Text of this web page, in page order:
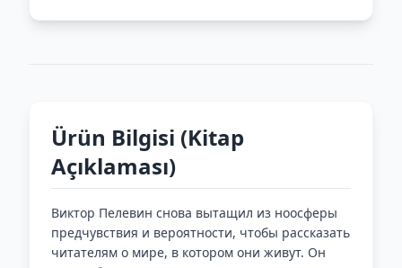
Ürün Bilgisi (Kitap
Açıklaması)
Виктор Пелевин снова вытащил из ноосферы
предчувствия и вероятности, чтобы рассказать
читателям о мире, в котором они живут. Он